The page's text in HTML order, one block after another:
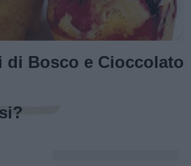
di Bosco e Cioccolato